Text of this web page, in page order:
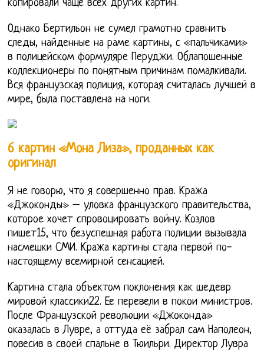
копировали чаще всех других картин.
Однако Бертильон не сумел грамотно сравнить
следы, найденные на раме картины, с «пальчиками»
в полицейском формуляре Перуджи. Облапошенные
коллекционеры по понятным причинам помалкивали.
Вся французская полиция, которая считалась лучшей в
мире, была поставлена на ноги.
6 картин «Мона Лиза», проданных как
оригинал
Я не говорю, что я совершенно прав. Кража
«Джоконды» – уловка французского правительства,
которое хочет спровоцировать войну. Козлов
пишет15, что безуспешная работа полиции вызывала
насмешки СМИ. Кража картины стала первой по-
настоящему всемирной сенсацией.
Картина стала объектом поклонения как шедевр
мировой классики22. Ее перевели в покои министров.
После Французской революции «Джоконда»
оказалась в Лувре, а оттуда её забрал сам Наполеон,
повесив в своей спальне в Тюильри. Директор Лувра